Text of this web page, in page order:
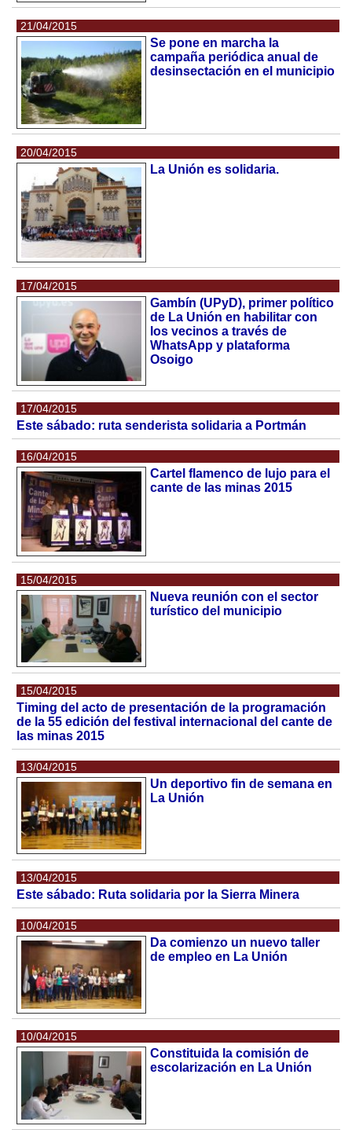
21/04/2015
Se pone en marcha la
campaña periódica anual de
desinsectación en el municipio
20/04/2015
La Unión es solidaria.
17/04/2015
Gambín (UPyD), primer político
de La Unión en habilitar con
los vecinos a través de
WhatsApp y plataforma
Osoigo
17/04/2015
Este sábado: ruta senderista solidaria a Portmán
16/04/2015
Cartel flamenco de lujo para el
cante de las minas 2015
15/04/2015
Nueva reunión con el sector
turístico del municipio
15/04/2015
Timing del acto de presentación de la programación
de la 55 edición del festival internacional del cante de
las minas 2015
13/04/2015
Un deportivo fin de semana en
La Unión
13/04/2015
Este sábado: Ruta solidaria por la Sierra Minera
10/04/2015
Da comienzo un nuevo taller
de empleo en La Unión
10/04/2015
Constituida la comisión de
escolarización en La Unión